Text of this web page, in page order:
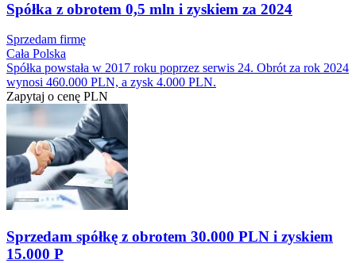
Spółka z obrotem 0,5 mln i zyskiem za 2024
Sprzedam firmę
Cała Polska
Spółka powstała w 2017 roku poprzez serwis 24. Obrót za rok 2024
wynosi 460.000 PLN, a zysk 4.000 PLN.
Zapytaj o cenę PLN
Sprzedam spółkę z obrotem 30.000 PLN i zyskiem
15.000 P